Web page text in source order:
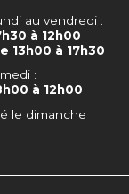
au vendredi :
à 12h00
13h00 à 17h30
:
à 12h00
le dimanche